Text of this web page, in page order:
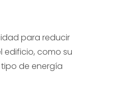
para reducir
edificio, como su
de energía